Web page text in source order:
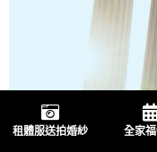
租體服送拍婚紗 全家